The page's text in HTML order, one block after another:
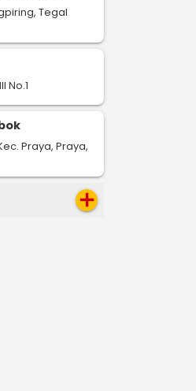
Tegal
No.1
Praya, Praya,
add